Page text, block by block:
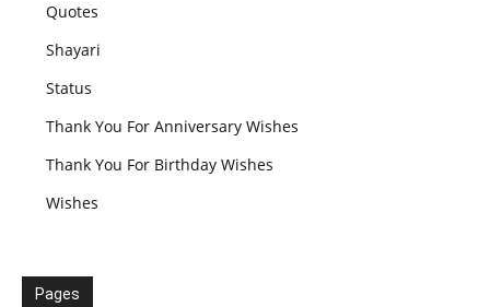
Quotes
Shayari
Status
Thank You For Anniversary Wishes
Thank You For Birthday Wishes
Wishes
Pages